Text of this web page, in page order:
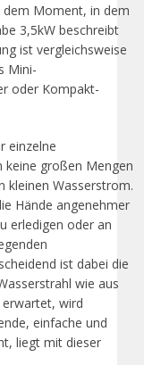
Moment, in dem
3,5kW beschreibt
ist vergleichsweise
Mini-
oder Kompakt-
einzelne
keine großen Mengen
kleinen Wasserstrom.
Hände angenehmer
erledigen oder an
ist dabei die
wie aus
wird
einfache und
liegt mit dieser